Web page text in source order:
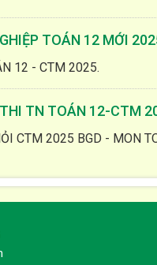
TOÁN 12 MỚI
12 - CTM 2025.
TN TOÁN 12-CTM
CTM 2025 BGD - MON